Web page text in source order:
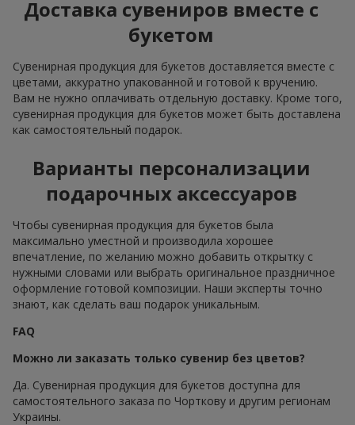
Доставка сувениров вместе с
букетом
Сувенирная продукция для букетов доставляется вместе с
цветами, аккуратно упакованной и готовой к вручению.
Вам не нужно оплачивать отдельную доставку. Кроме того,
сувенирная продукция для букетов может быть доставлена
как самостоятельный подарок.
Варианты персонализации
подарочных аксессуаров
Чтобы сувенирная продукция для букетов была
максимально уместной и производила хорошее
впечатление, по желанию можно добавить открытку с
нужными словами или выбрать оригинальное праздничное
оформление готовой композиции. Наши эксперты точно
знают, как сделать ваш подарок уникальным.
FAQ
Можно ли заказать только сувенир без цветов?
Да. Сувенирная продукция для букетов доступна для
самостоятельного заказа по Чорткову и другим регионам
Украины.